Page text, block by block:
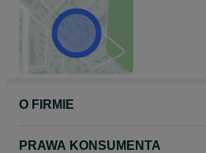
O FIRMIE
PRAWA KONSUMENTA